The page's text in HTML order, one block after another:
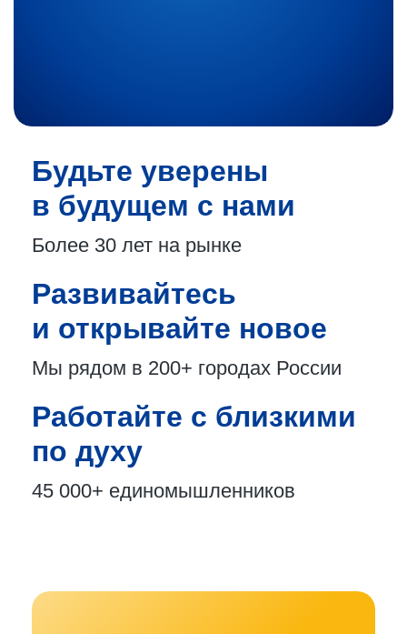
Будьте уверены
в будущем с нами
Более 30 лет на рынке
Развивайтесь
и открывайте новое
Мы рядом в 200+ городах России
Работайте с близкими
по духу
45 000+ единомышленников